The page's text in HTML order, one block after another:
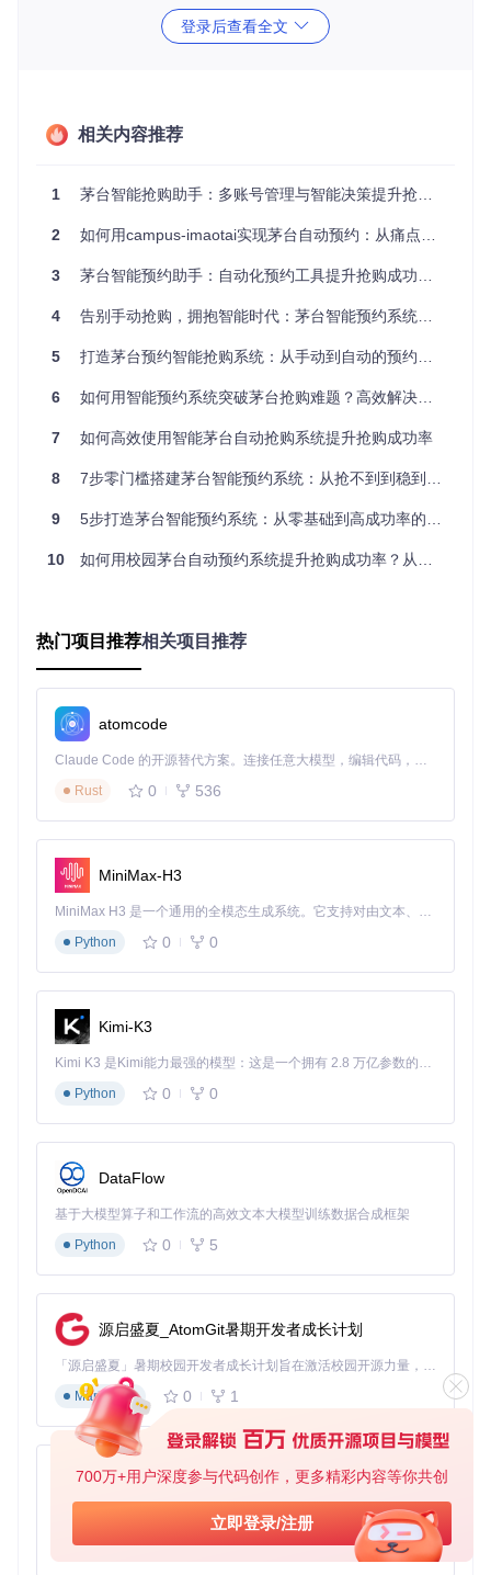
700万+用户深度参与代码创作，更多精彩内容等你共创
立即登录/注册
这些问题导致即使定好了闹钟，也常常因为各种原因错过机会
智能预约系统通过自动化技术和智能算法，为用户提供全方位
的预约解决方案：
多账号统一管理：集中管理多个账号，并行处理预约任务
：基于历史数据和实时信息，推荐最优预约门
店
实时监控与反馈：全程跟踪预约状态，及时反馈结果
这套系统就像一位不知疲倦的助手，每天准时帮你完成所有预
约步骤，让你从繁琐的抢单流程中解放出来。
三、四大核心功能，打造高效预约体验
问题
：多个账号切换登录、分别预约，操作繁琐且容易出错。
方案
：系统提供直观的用户管理界面，支持批量添加和管理多
如何精准选择高成功率门店？
问题：面对众多门店，不知道哪个门店成功率更高，盲目选择
导致预约失败。
进行多维度分析。
效果：通过门店管理界面，你可以查看全国各地区的门店信
息，包括商品ID、地址和经纬度等详细数据。系统会根据用户
所在地区、历史成功率等因素，智能推荐最优门店，大幅提升
如何实现全流程自动化预约？
问题：手动操作步骤多、耗时长，容易错过最佳预约时机。
方案：系统采用定时任务机制，在预约开放时间自动启动预约
流程，包括智能验证码处理和提交等环节。
效果：设置好预约时间后，系统会在第一时间自动完成所有操
作，比人工操作快3-5秒，大大提高了抢单成功率。整个过程
如何实时监控预约状态？
问题：预约后无法及时了解结果，出现问题也难以排查。
方案：系统提供完善的日志监控功能，记录每一步操作和结
效果：通过操作日志界面，你可以查看所有预约记录，包括操
作状态、时间戳等关键信息。系统会对失败案例进行标记，并
提供可能的失败原因分析，帮助你优化预约策略。
四、实战指南：从零开始部署智能预约系统
系统部署需要哪些准备工作？
在开始部署前，请确保你的服务器满足以下条件：
已安装Docker和Docker Compose环境
至少2GB内存和20GB可用磁盘空间
登录后查看全文
相关内容推荐
1 茅台智能抢购助手：多账号管理与智能决策提升抢购成功率全攻略
2 如何用campus-imaotai实现茅台自动预约：从痛点到解决方案的完整指南
3 茅台智能预约助手：自动化预约工具提升抢购成功率的技术实现与应用指南
4 告别手动抢购，拥抱智能时代：茅台智能预约系统全方位解决方案
5 打造茅台预约智能抢购系统：从手动到自动的预约革命
6 如何用智能预约系统突破茅台抢购难题？高效解决方案全解析
7 如何高效使用智能茅台自动抢购系统提升抢购成功率
8 7步零门槛搭建茅台智能预约系统：从抢不到到稳到手的全攻略
9 5步打造茅台智能预约系统：从零基础到高成功率的完整指南
10 如何用校园茅台自动预约系统提升抢购成功率？从部署到优化全指南
热门项目推荐相关项目推荐
atomcode
Claude Code 的开源替代方案。连接任意大模型，编辑代码，运行命令，自动验证 — 全自动执行。用 Rust 构建，极致性能。 ｜ An open-source alternative to Claude Code. Connect any LLM, edit code, run commands, and verify changes — autonomously. Built in Rust for speed. Get Started
Rust
0 536
MiniMax-H3
MiniMax H3 是一个通用的全模态生成系统。它支持对由文本、图像、视频和音频组成的多模态上下文进行统一理解，并能生成分辨率高达 2K、时长可达 15 秒的带原生立体声音频的视频。得益于面向任务泛化的系统设计，H3 在预训练阶段就已具备广泛的多模态上下文理解与生成能力，能够出色地执行复杂的多模态指令。
Python
0 0
Kimi-K3
Kimi K3 是Kimi能力最强的模型：这是一个拥有 2.8 万亿参数的混合专家（MoE）模型，具备原生视觉理解能力，并支持 100 万 token 的上下文窗口。
Python
0 0
DataFlow
基于大模型算子和工作流的高效文本大模型训练数据合成框架
Python
0 5
源启盛夏_AtomGit暑期开发者成长计划
「源启盛夏」暑期校园开发者成长计划旨在激活校园开源力量，通过积分激励、认证扶持、资源倾斜等形式，引导高校组织和开发者完成「入驻 — 建项目 — 做贡献 — 获认证 — 得资源」的完整闭环。无论你是想带领社团入驻平台的组织者，还是希望用代码贡献证明自己的开发者，都能在这里找到属于你的成长路径。
Markdown
0 1
py-xiaozhi
基于Python的Xiaozhi AI，适用于想要完整Xiaozhi体验而无需拥有专用硬件的用户。
Python
0 1